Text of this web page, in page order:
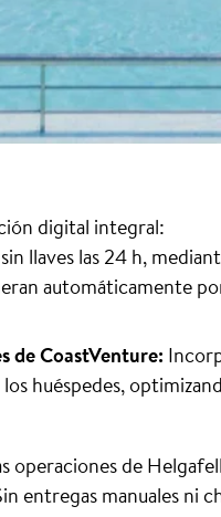
digital integral:
llaves las 24 h,
automáticamente
de CoastVenture:
huéspedes,
operaciones de
entregas manuales ni